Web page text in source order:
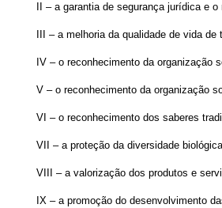
II – a garantia de segurança jurídica e
III – a melhoria da qualidade de vida
IV – o reconhecimento da
V – o reconhecimento da organização
VI – o reconhecimento dos saberes
VII – a proteção da diversidade
VIII – a valorização dos produtos e
IX – a promoção do desenvolvimento